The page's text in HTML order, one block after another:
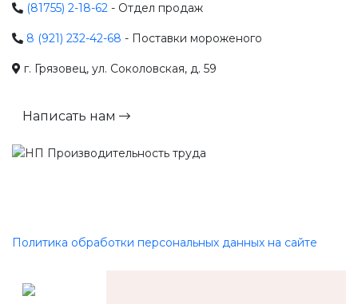
(81755) 2-18-62 - Отдел продаж
8 (921) 232-42-68 - Поставки мороженого
г. Грязовец, ул. Соколовская, д. 59
Написать нам
Политика обработки персональных данных на сайте